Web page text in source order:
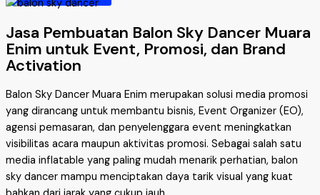
Jasa Pembuatan Balon Sky Dancer Muara
Enim untuk Event, Promosi, dan Brand
Activation
Balon Sky Dancer Muara Enim merupakan solusi media promosi
yang dirancang untuk membantu bisnis, Event Organizer (EO),
agensi pemasaran, dan penyelenggara event meningkatkan
visibilitas acara maupun aktivitas promosi. Sebagai salah satu
media inflatable yang paling mudah menarik perhatian, balon
sky dancer mampu menciptakan daya tarik visual yang kuat